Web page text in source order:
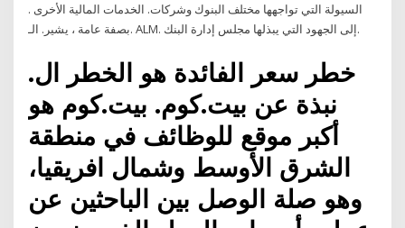
السيولة التي تواجهها مختلف البنوك وشركات. الخدمات المالية اﻷخرى .
بصفة عامة ، يشير. الـ. ALM. إلى الجهود التي يبذلها مجلس إدارة البنك.
خطر سعر الفائدة هو الخطر ال.
نبذة عن بيت.كوم. بيت.كوم هو
أكبر موقع للوظائف في منطقة
الشرق الأوسط وشمال افريقيا،
وهو صلة الوصل بين الباحثين عن